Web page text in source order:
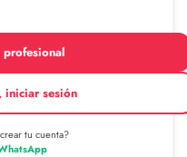
profesional
iniciar sesión
tu cuenta?